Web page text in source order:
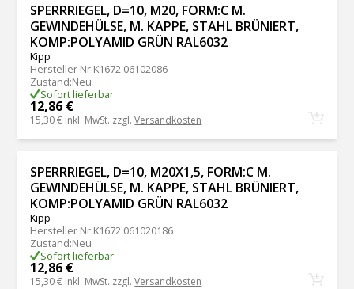
SPERRRIEGEL, D=10, M20, FORM:C M.
GEWINDEHÜLSE, M. KAPPE, STAHL BRÜNIERT,
KOMP:POLYAMID GRÜN RAL6032
Kipp
Hersteller Nr.K1672.06102086
Zustand:Neu
Sofort lieferbar
12,86 €
15,30 € inkl. MwSt. zzgl.Versandkosten
SPERRRIEGEL, D=10, M20X1,5, FORM:C M.
GEWINDEHÜLSE, M. KAPPE, STAHL BRÜNIERT,
KOMP:POLYAMID GRÜN RAL6032
Kipp
Hersteller Nr.K1672.061020186
Zustand:Neu
Sofort lieferbar
12,86 €
15,30 € inkl. MwSt. zzgl.Versandkosten